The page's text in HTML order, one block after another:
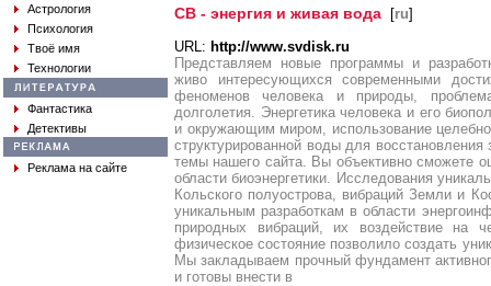
Астрология
Психология
Твоё имя
Технологии
Фантастика
Детективы
Реклама на сайте
СВ - энергия и живая вода [ru]
URL: http://www.svdisk.ru
Представляем новые программы и
живо интересующихся современными
феноменов человека и природы,
долголетия. Энергетика человека и его
и окружающим миром, использование
структурированной воды для
темы нашего сайта. Вы объективно сможете
области биоэнергетики. Исследования
Кольского полуострова, вибраций Земли и
уникальным разработкам в области
природных вибраций, их воздействие на
физическое состояние позволило создать
Мы закладываем прочный фундамент
и готовы внести в